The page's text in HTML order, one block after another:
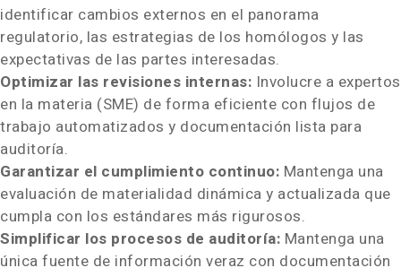
identificar cambios externos en el panorama
regulatorio, las estrategias de los homólogos y las
expectativas de las partes interesadas.
Optimizar las revisiones internas: Involucre a expertos
en la materia (SME) de forma eficiente con flujos de
trabajo automatizados y documentación lista para
auditoría.
Garantizar el cumplimiento continuo: Mantenga una
evaluación de materialidad dinámica y actualizada que
cumpla con los estándares más rigurosos.
Simplificar los procesos de auditoría: Mantenga una
única fuente de información veraz con documentación